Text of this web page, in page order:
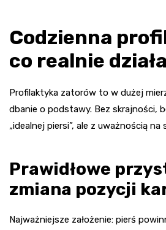
Codzienna
co realnie działa
Profilaktyka zatorów to w dużej
dbanie o podstawy. Bez skrajności,
„idealnej piersi”, ale z uważnością na
Prawidłowe
zmiana pozycji
Najważniejsze założenie: pierś